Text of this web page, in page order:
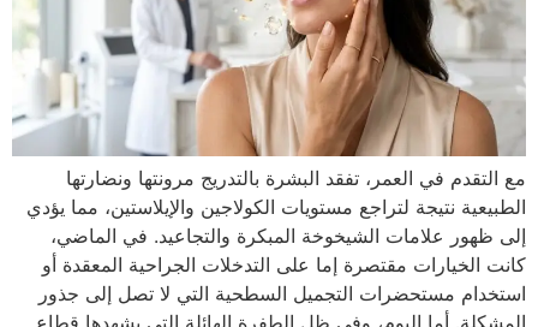
مع التقدم في العمر، تفقد البشرة بالتدريج مرونتها ونضارتها
الطبيعية نتيجة لتراجع مستويات الكولاجين والإيلاستين، مما يؤدي
إلى ظهور علامات الشيخوخة المبكرة والتجاعيد. في الماضي،
كانت الخيارات مقتصرة إما على التدخلات الجراحية المعقدة أو
استخدام مستحضرات التجميل السطحية التي لا تصل إلى جذور
المشكلة. أما اليوم، وفي ظل الطفرة الهائلة التي يشهدها قطاع